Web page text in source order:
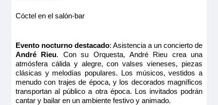
Cóctel en el salón-bar
Evento nocturno destacado: Asistencia a un concierto de
André Rieu. Con su Orquesta, André Rieu crea una
atmósfera cálida y alegre, con valses vieneses, piezas
clásicas y melodías populares. Los músicos, vestidos a
menudo con trajes de época, y los decorados magníficos
transportan al público a otra época. Los invitados podrán
cantar y bailar en un ambiente festivo y animado.